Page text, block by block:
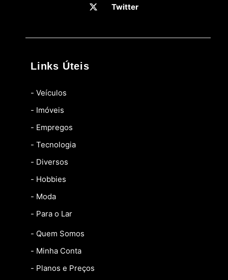
Twitter
Links Úteis
- Veículos
- Imóveis
- Empregos
- Tecnologia
- Diversos
- Hobbies
- Moda
- Para o Lar
- Quem Somos
- Minha Conta
- Planos e Preços